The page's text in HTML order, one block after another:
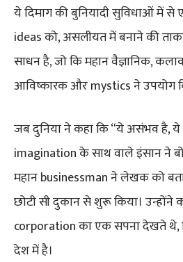
ये दिमाग की बुनियादी सुविधाओं
ideas को, असलीयत में बनाने की
साधन है, जो कि महान वैज्ञानिक,
आविष्कारक और mystics ने उपयोग
जब दुनिया ने कहा कि “ये असंभव है, ये
imagination के साथ वाले इंसान ने
महान businessman ने लेखक को
छोटी सी दुकान से शुरू किया। उन्होंने
corporation का एक सपना देखते थे,
देश में है।